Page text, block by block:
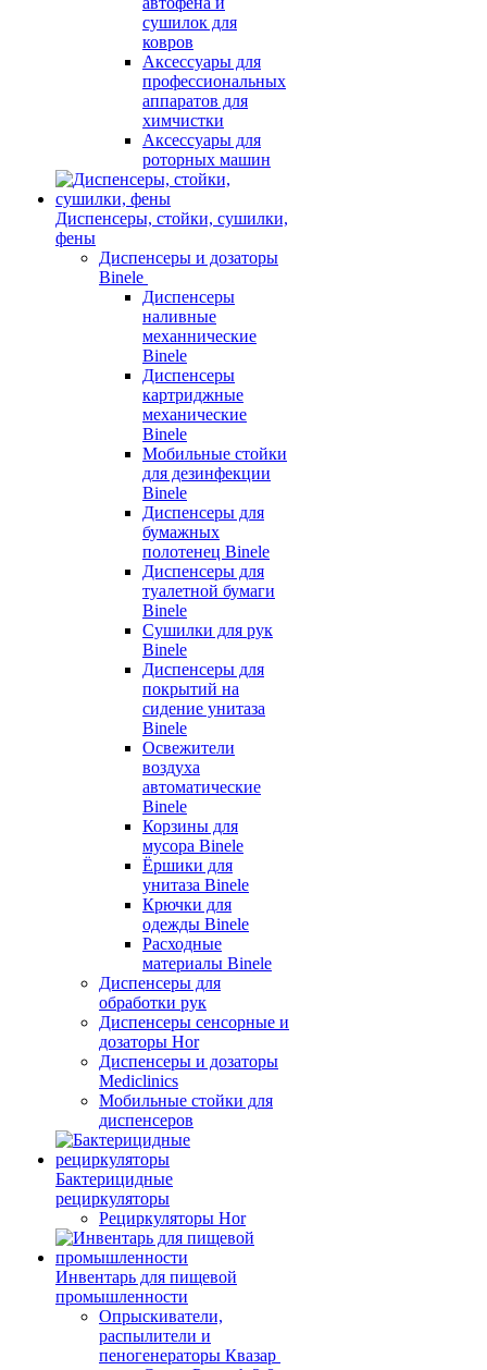
сушилок для
ковров
Аксессуары для
профессиональных
аппаратов для
химчистки
Аксессуары для
роторных машин
Диспенсеры, стойки, сушилки,
фены
Диспенсеры и дозаторы
Binele
Диспенсеры
наливные
механнические
Binele
Диспенсеры
картриджные
механические
Binele
Мобильные стойки
для дезинфекции
Binele
Диспенсеры для
бумажных
полотенец Binele
Диспенсеры для
туалетной бумаги
Binele
Сушилки для рук
Binele
Диспенсеры для
покрытий на
сидение унитаза
Binele
Освежители
воздуха
автоматические
Binele
Корзины для
мусора Binele
Ёршики для
унитаза Binele
Крючки для
одежды Binele
Расходные
материалы Binele
Диспенсеры для
обработки рук
Диспенсеры сенсорные и
дозаторы Hor
Диспенсеры и дозаторы
Mediclinics
Мобильные стойки для
диспенсеров
Бактерицидные
рециркуляторы
Рециркуляторы Hor
Инвентарь для пищевой
промышленности
Опрыскиватели,
распылители и
пеногенераторы Квазар